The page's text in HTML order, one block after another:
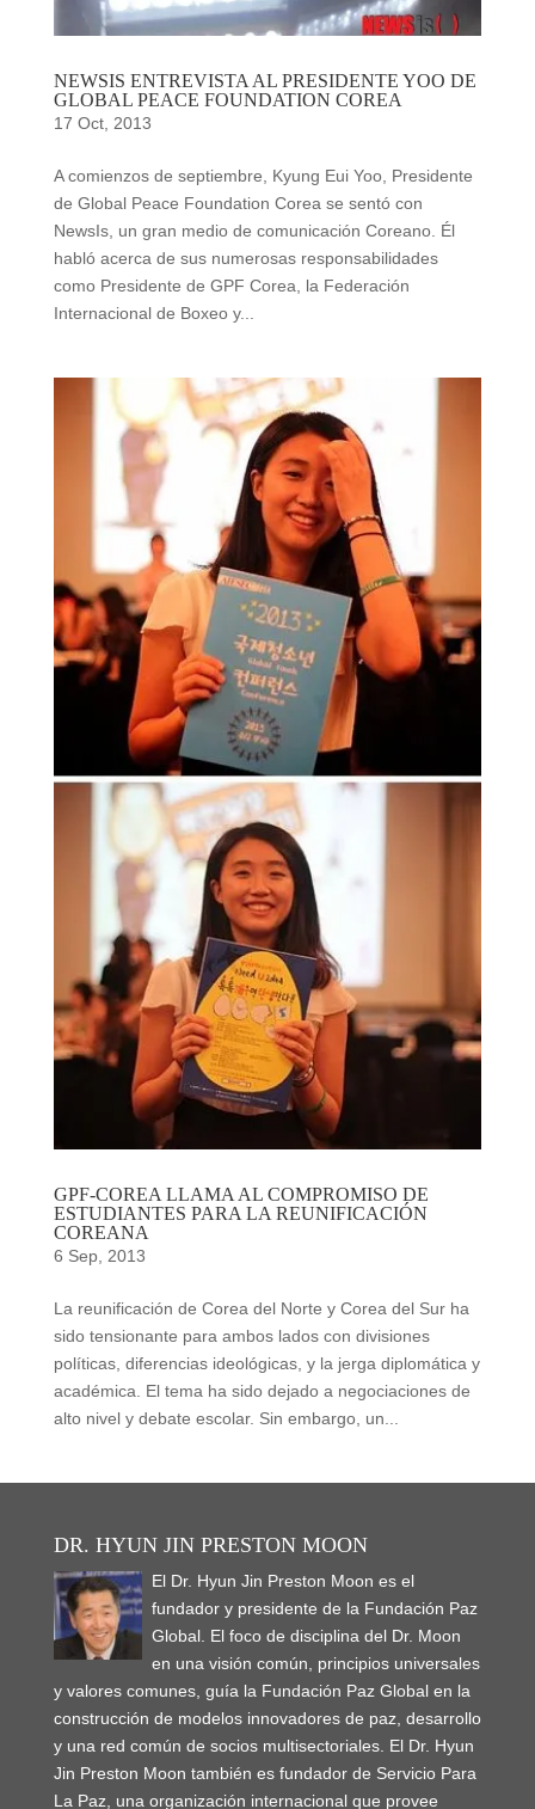
NEWSIS ENTREVISTA AL PRESIDENTE YOO DE
GLOBAL PEACE FOUNDATION COREA
17 Oct, 2013
A comienzos de septiembre, Kyung Eui Yoo, Presidente
de Global Peace Foundation Corea se sentó con
NewsIs, un gran medio de comunicación Coreano. Él
habló acerca de sus numerosas responsabilidades
como Presidente de GPF Corea, la Federación
Internacional de Boxeo y...
GPF-COREA LLAMA AL COMPROMISO DE
ESTUDIANTES PARA LA REUNIFICACIÓN
COREANA
6 Sep, 2013
La reunificación de Corea del Norte y Corea del Sur ha
sido tensionante para ambos lados con divisiones
políticas, diferencias ideológicas, y la jerga diplomática y
académica. El tema ha sido dejado a negociaciones de
alto nivel y debate escolar. Sin embargo, un...
DR. HYUN JIN PRESTON MOON
El Dr. Hyun Jin Preston Moon es el
fundador y presidente de la Fundación Paz
Global. El foco de disciplina del Dr. Moon
en una visión común, principios universales
y valores comunes, guía la Fundación Paz Global en la
construcción de modelos innovadores de paz, desarrollo
y una red común de socios multisectoriales. El Dr. Hyun
Jin Preston Moon también es fundador de Servicio Para
La Paz, una organización internacional que provee